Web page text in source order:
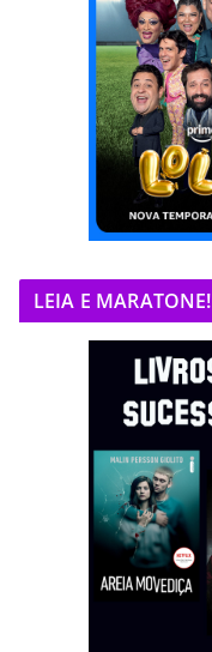
LEIA E MARATONE!